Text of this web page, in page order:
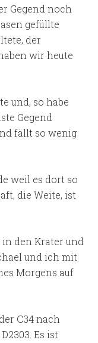
Gegend noch
gefüllte
der
wir heute
und, so habe
Gegend
fällt so wenig
weil es dort so
die Weite, ist
den Krater und
und ich mit
Morgens auf
C34 nach
Es ist